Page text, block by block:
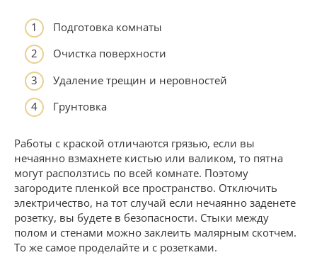
Подготовка комнаты
Очистка поверхности
Удаление трещин и неровностей
Грунтовка
Работы с краской отличаются грязью, если вы
нечаянно взмахнете кистью или валиком, то пятна
могут расползтись по всей комнате. Поэтому
загородите пленкой все пространство. Отключить
электричество, на тот случай если нечаянно заденете
розетку, вы будете в безопасности. Стыки между
полом и стенами можно заклеить малярным скотчем.
То же самое проделайте и с розетками.